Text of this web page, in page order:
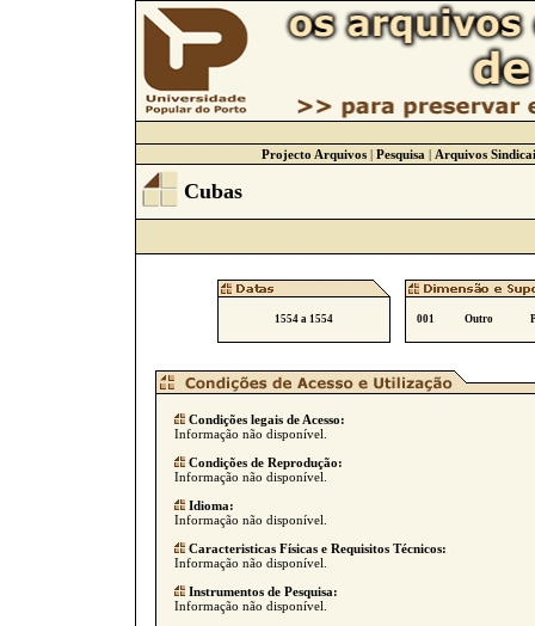
Projecto Arquivos| Pesquisa | Arquivos
Cubas
1554 a 1554 001 Outro
Condições legais de Acesso:
Informação não disponível.
Condições de Reprodução:
Informação não disponível.
Idioma:
Informação não disponível.
Caracteristicas Físicas e Requisitos Técnicos:
Informação não disponível.
Instrumentos de Pesquisa:
Informação não disponível.